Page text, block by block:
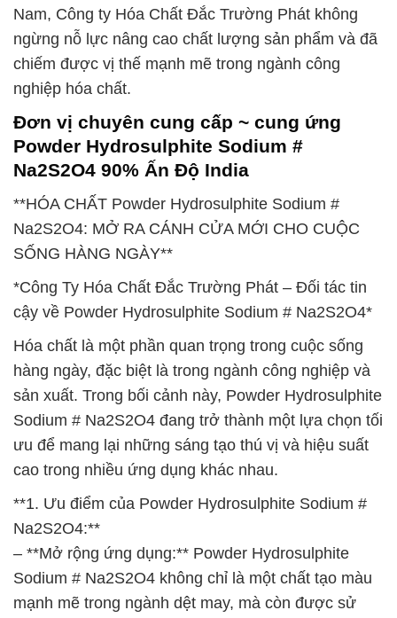
Nam, Công ty Hóa Chất Đắc Trường Phát không
ngừng nỗ lực nâng cao chất lượng sản phẩm và đã
chiếm được vị thế mạnh mẽ trong ngành công
nghiệp hóa chất.
Đơn vị chuyên cung cấp ~ cung ứng
Powder Hydrosulphite Sodium #
Na2S2O4 90% Ấn Độ India
**HÓA CHẤT Powder Hydrosulphite Sodium #
Na2S2O4: MỞ RA CÁNH CỬA MỚI CHO CUỘC
SỐNG HÀNG NGÀY**
*Công Ty Hóa Chất Đắc Trường Phát – Đối tác tin
cậy về Powder Hydrosulphite Sodium # Na2S2O4*
Hóa chất là một phần quan trọng trong cuộc sống
hàng ngày, đặc biệt là trong ngành công nghiệp và
sản xuất. Trong bối cảnh này, Powder Hydrosulphite
Sodium # Na2S2O4 đang trở thành một lựa chọn tối
ưu để mang lại những sáng tạo thú vị và hiệu suất
cao trong nhiều ứng dụng khác nhau.
**1. Ưu điểm của Powder Hydrosulphite Sodium #
Na2S2O4:**
– **Mở rộng ứng dụng:** Powder Hydrosulphite
Sodium # Na2S2O4 không chỉ là một chất tạo màu
mạnh mẽ trong ngành dệt may, mà còn được sử